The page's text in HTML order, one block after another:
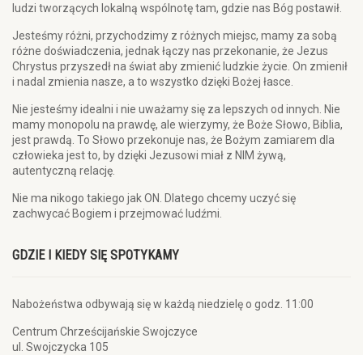
ludzi tworzących lokalną wspólnotę tam, gdzie nas Bóg postawił.
Jesteśmy różni, przychodzimy z różnych miejsc, mamy za sobą
różne doświadczenia, jednak łączy nas przekonanie, że Jezus
Chrystus przyszedł na świat aby zmienić ludzkie życie. On zmienił
i nadal zmienia nasze, a to wszystko dzięki Bożej łasce.
Nie jesteśmy idealni i nie uważamy się za lepszych od innych. Nie
mamy monopolu na prawdę, ale wierzymy, że Boże Słowo, Biblia,
jest prawdą. To Słowo przekonuje nas, że Bożym zamiarem dla
człowieka jest to, by dzięki Jezusowi miał z NIM żywą,
autentyczną relację.
Nie ma nikogo takiego jak ON. Dlatego chcemy uczyć się
zachwycać Bogiem i przejmować ludźmi.
GDZIE I KIEDY SIĘ SPOTYKAMY
Nabożeństwa odbywają się w każdą niedzielę o godz. 11:00
Centrum Chrześcijańskie Swojczyce
ul. Swojczycka 105